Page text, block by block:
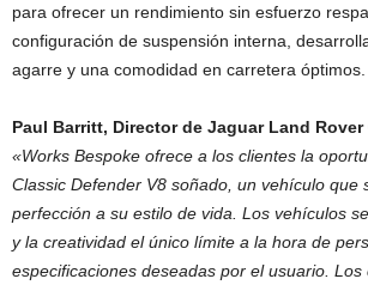
para ofrecer un rendimiento sin esfuerzo
configuración de suspensión interna,
agarre y una comodidad en carretera óptimos.
Paul Barritt, Director de Jaguar Land
«Works Bespoke ofrece a los clientes la
Classic Defender V8 soñado, un vehículo que
perfección a su estilo de vida. Los vehículos
y la creatividad el único límite a la hora de
especificaciones deseadas por el usuario. Los